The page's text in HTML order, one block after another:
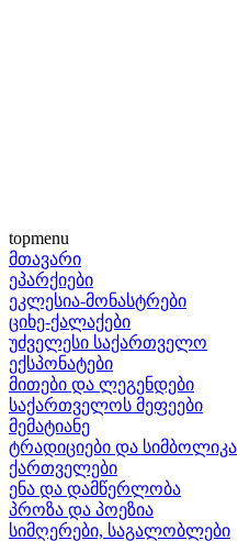
topmenu
მთავარი
ეპარქიები
ეკლესია-მონასტრები
ციხე-ქალაქები
უძველესი საქართველო
ექსპონატები
მითები და ლეგენდები
საქართველოს მეფეები
მემატიანე
ტრადიციები და სიმბოლიკა
ქართველები
ენა და დამწერლობა
პროზა და პოეზია
სიმღერები, საგალობლები